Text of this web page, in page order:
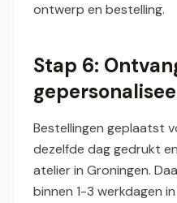
ontwerp en bestelling.
Stap 6:
Bestellingen geplaatst
dezelfde dag gedrukt
atelier in Groningen.
binnen 1-3 werkdagen